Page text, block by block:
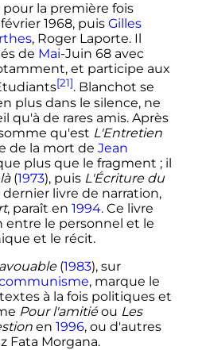
la première fois
1968, puis Gilles
, Roger Laporte. Il
de Mai-Juin 68 avec
et participe aux
[21]. Blanchot se
plus dans le silence, ne
qu'à de rares amis. Après
qu'est L'Entretien
de la mort de Jean
plus que le fragment ; il
(1973), puis L'Écriture du
dernier livre de narration,
, paraît en 1994. Ce livre
entre le personnel et le
et le récit.
(1983), sur
, marque le
à la fois politiques et
Pour l'amitiéou Les
en 1996, ou d'autres
Fata Morgana.